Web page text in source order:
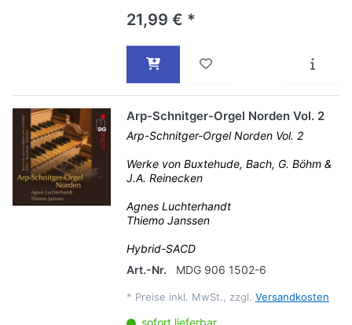
21,99 € *
Arp-Schnitger-Orgel Norden Vol. 2
Arp-Schnitger-Orgel Norden Vol. 2
Werke von Buxtehude, Bach, G. Böhm &
J.A. Reinecken
Agnes Luchterhandt
Thiemo Janssen
Hybrid-SACD
Art.-Nr.
MDG 906 1502-6
* Preise inkl. MwSt., zzgl. Versandkosten